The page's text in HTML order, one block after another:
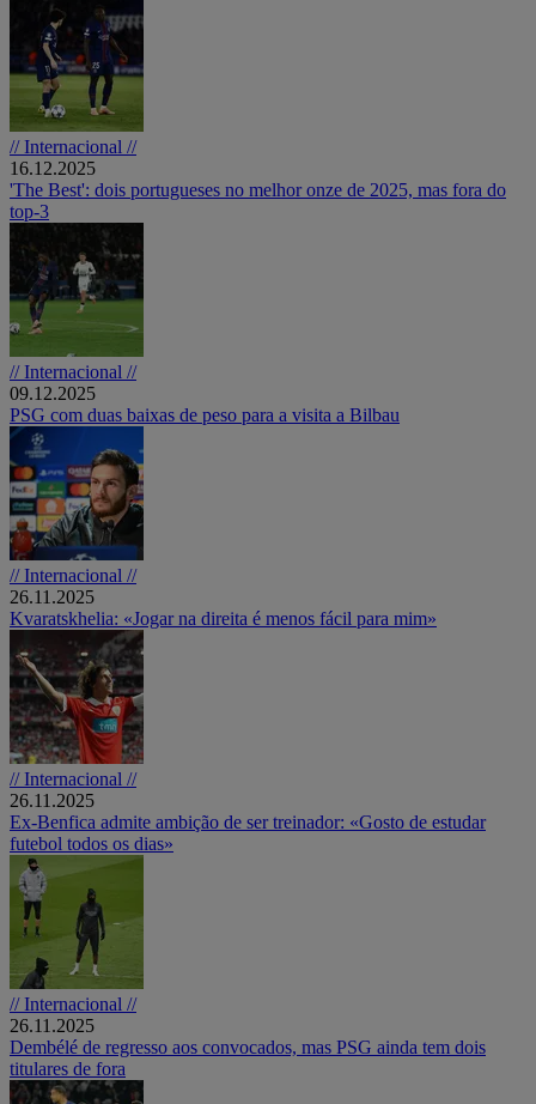
// Internacional //
16.12.2025
'The Best': dois portugueses no melhor onze de 2025, mas fora do
top-3
// Internacional //
09.12.2025
PSG com duas baixas de peso para a visita a Bilbau
// Internacional //
26.11.2025
Kvaratskhelia: «Jogar na direita é menos fácil para mim»
// Internacional //
26.11.2025
Ex-Benfica admite ambição de ser treinador: «Gosto de estudar
futebol todos os dias»
// Internacional //
26.11.2025
Dembélé de regresso aos convocados, mas PSG ainda tem dois
titulares de fora